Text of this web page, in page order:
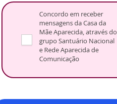
Concordo em receber
mensagens da Casa da
Mãe Aparecida, através do
grupo Santuário Nacional
e Rede Aparecida de
Comunicação